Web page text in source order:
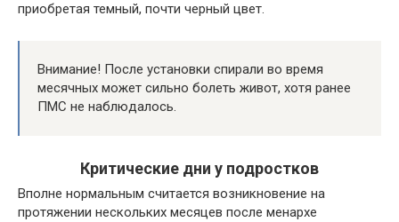
приобретая темный, почти черный цвет.
Внимание! После установки спирали во время
месячных может сильно болеть живот, хотя ранее
ПМС не наблюдалось.
Критические дни у подростков
Вполне нормальным считается возникновение на
протяжении нескольких месяцев после менархе